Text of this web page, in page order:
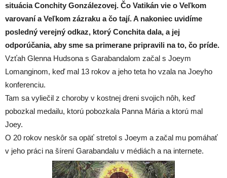
situácia Conchity Gonzálezovej. Čo Vatikán vie o Veľkom
varovaní a Veľkom zázraku a čo tají. A nakoniec uvidíme
posledný verejný odkaz, ktorý Conchita dala, a jej
odporúčania, aby sme sa primerane pripravili na to, čo príde.
Vzťah Glenna Hudsona s Garabandalom začal s Joeym
Lomanginom, keď mal 13 rokov a jeho teta ho vzala na Joeyho
konferenciu.
Tam sa vyliečil z choroby v kostnej dreni svojich nôh, keď
pobozkal medailu, ktorú pobozkala Panna Mária a ktorú mal
Joey.
O 20 rokov neskôr sa opäť stretol s Joeym a začal mu pomáhať
v jeho práci na šírení Garabandalu v médiách a na internete.